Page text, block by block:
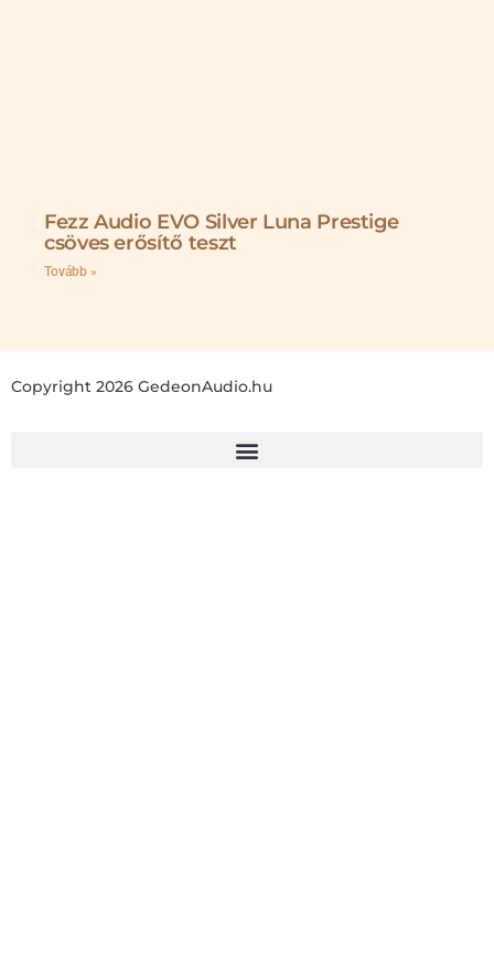
Fezz Audio EVO Silver Luna Prestige
csöves erősítő teszt
Tovább »
Copyright 2026 GedeonAudio.hu